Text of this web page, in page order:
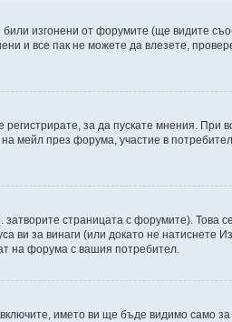
изгонени от форумите (ще видите
и все пак не можете да влезете,
за да пускате мнения. При
през форума, участие в
затворите страницата с форумите).
ви за винаги (или докато не натиснете
на форума с вашия потребител.
включите, името ви ще бъде видимо само